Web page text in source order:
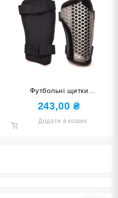
Футбольні щитки
HONEYCOMB розмір S
F675-S grey сірі
243,00₴
Додати в кошик